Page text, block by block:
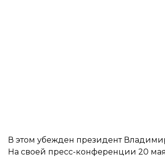
В этом убежден президент
На своей пресс-конференции 20